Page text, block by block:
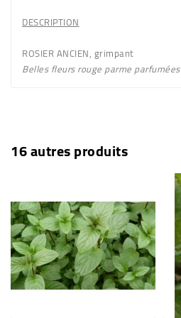
DESCRIPTION
ROSIER ANCIEN, grimpant
Belles fleursrouge parme parfumées
16 autres produits